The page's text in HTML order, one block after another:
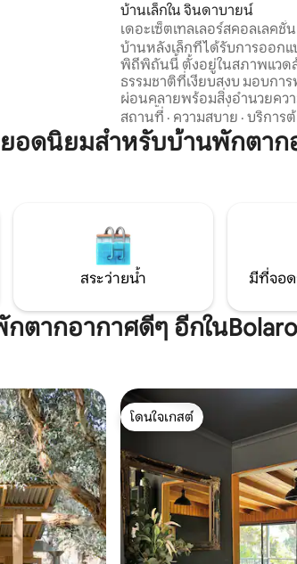
มที่ช้าๆ
บ้านเล็กใน จินดาบายน์
เดอะเซ็ตเทลเลอร์สคอลเลคชั่
Tiny Home
บ้านหลังเล็กที่ได้รับการออกแ
พิถีพิถันนี้ ตั้งอยู่ในสภาพแวด
ธรรมชาติที่เงียบสงบ มอบกา
ผ่อนคลายพร้อมสิ่งอำนวยคว
ครัน ตั้งแต่เช้าตรู่ที่แสนสบายบน
จนถึงช่วงเย็นที่อบอุ่นใต้ท้องฟ้
พร้อมความหรูหราเพิ่มเติมข
สำคัญที่สุดคือ อนุญาตให้นำสัตว์
พักได้ ดังนั้นเพื่อนขนฟูของคุณ
ร่วมสำรวจ ผ่อนคลาย และเพลิ
การพักผ่อนไปกับคุณได้
สถานที่ · ความสบาย · บริการ
อดนิยมสำหรับบ้านพักตาก
สระว่ายน้ำ มีที่จอ
ตากอากาศดีๆ อีกในBolaro
โดนใจเกสต์
โดนใจเกสต์